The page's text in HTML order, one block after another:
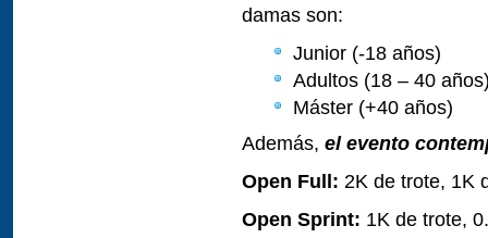
damas son:
Junior (-18 años)
Adultos (18 – 40
Máster (+40 años)
Además, el evento
Open Full: 2K de trote, 1K
Open Sprint: 1K de trote,